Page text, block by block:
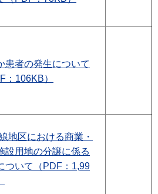
患者の発生について
：106KB）
地区における商業・
設用地の分譲に係る
ついて（PDF：1,99